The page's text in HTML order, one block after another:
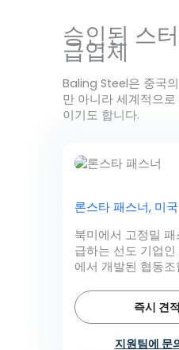
승인된 스
급업체
Baling Steel은 중국
만 아니라 세계적으
이기도 합니다.
론스타 패스너, 미국
북미에서 고정밀
급하는 선도 기업
에서 개발된 협동조
즉시 견
지원팀에 문